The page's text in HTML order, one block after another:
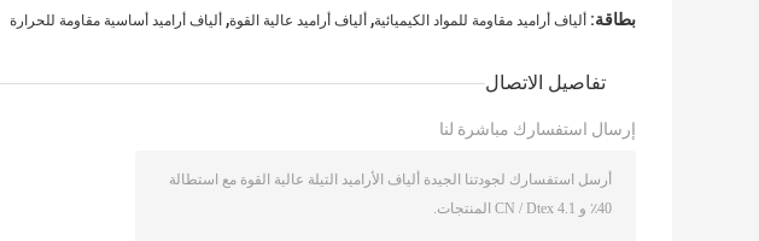
بطاقة: ألياف أراميد مقاومة للمواد الكيميائية, ألياف أراميد عالية القوة, ألياف أراميد أساسية مقاومة للحرارة
تفاصيل الاتصال
إرسال استفسارك مباشرة لنا